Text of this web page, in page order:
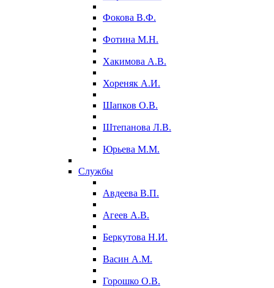
Фокова В.Ф.
Фотина М.Н.
Хакимова А.В.
Хореняк А.И.
Шапков О.В.
Штепанова Л.В.
Юрьева М.М.
Службы
Авдеева В.П.
Агеев А.В.
Беркутова Н.И.
Васин А.М.
Горошко О.В.